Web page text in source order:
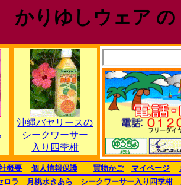
かりゆしウェア
沖縄バヤリースの
シークワーサー
入り四季柑
概要 個人情報保護 買物かご マイページ
ロラ
月桃水きあら シークワーサー入り四季柑